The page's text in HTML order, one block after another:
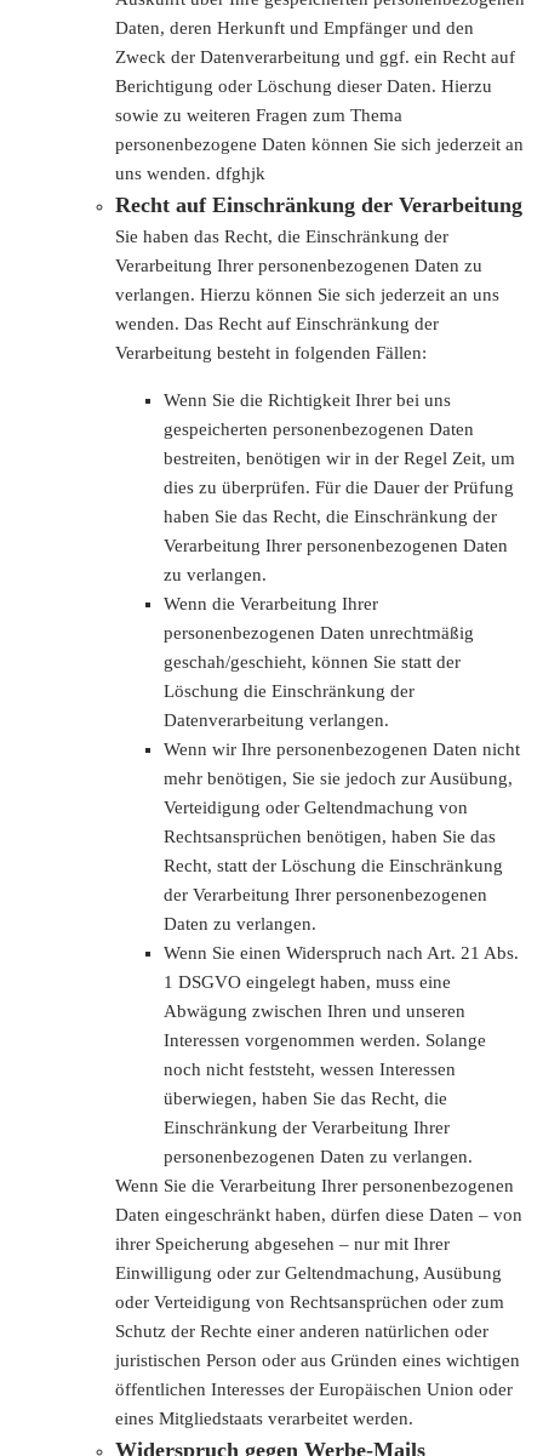
Daten, deren Herkunft und Empfänger und den
Zweck der Datenverarbeitung und ggf. ein Recht auf
Berichtigung oder Löschung dieser Daten. Hierzu
sowie zu weiteren Fragen zum Thema
personenbezogene Daten können Sie sich jederzeit an
uns wenden. dfghjk
Recht auf Einschränkung der Verarbeitung
Sie haben das Recht, die Einschränkung der
Verarbeitung Ihrer personenbezogenen Daten zu
verlangen. Hierzu können Sie sich jederzeit an uns
wenden. Das Recht auf Einschränkung der
Verarbeitung besteht in folgenden Fällen:
Wenn Sie die Richtigkeit Ihrer bei uns
gespeicherten personenbezogenen Daten
bestreiten, benötigen wir in der Regel Zeit, um
dies zu überprüfen. Für die Dauer der Prüfung
haben Sie das Recht, die Einschränkung der
Verarbeitung Ihrer personenbezogenen Daten
zu verlangen.
Wenn die Verarbeitung Ihrer
personenbezogenen Daten unrechtmäßig
geschah/geschieht, können Sie statt der
Löschung die Einschränkung der
Datenverarbeitung verlangen.
Wenn wir Ihre personenbezogenen Daten nicht
mehr benötigen, Sie sie jedoch zur Ausübung,
Verteidigung oder Geltendmachung von
Rechtsansprüchen benötigen, haben Sie das
Recht, statt der Löschung die Einschränkung
der Verarbeitung Ihrer personenbezogenen
Daten zu verlangen.
Wenn Sie einen Widerspruch nach Art. 21 Abs.
1 DSGVO eingelegt haben, muss eine
Abwägung zwischen Ihren und unseren
Interessen vorgenommen werden. Solange
noch nicht feststeht, wessen Interessen
überwiegen, haben Sie das Recht, die
Einschränkung der Verarbeitung Ihrer
personenbezogenen Daten zu verlangen.
Wenn Sie die Verarbeitung Ihrer personenbezogenen
Daten eingeschränkt haben, dürfen diese Daten – von
ihrer Speicherung abgesehen – nur mit Ihrer
Einwilligung oder zur Geltendmachung, Ausübung
oder Verteidigung von Rechtsansprüchen oder zum
Schutz der Rechte einer anderen natürlichen oder
juristischen Person oder aus Gründen eines wichtigen
öffentlichen Interesses der Europäischen Union oder
eines Mitgliedstaats verarbeitet werden.
Widerspruch gegen Werbe-Mails